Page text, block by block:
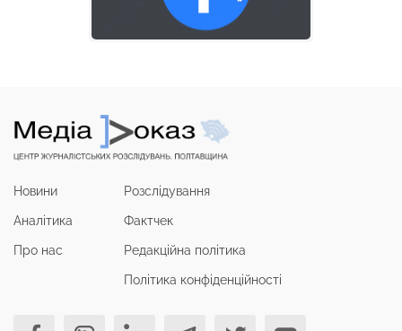
Новини
Аналітика
Про нас
Розслідування
Фактчек
Редакційна політика
Політика конфіденційності